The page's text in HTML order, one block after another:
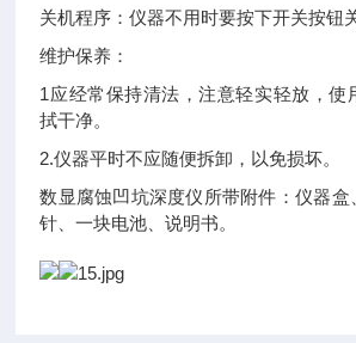
关机程序：仪器不用时要按下开关按钮
维护保养：
1应经常保持清法，注意轻实轻放，使
拭干净。
2.仪器平时不应随便拆卸，以免损坏。
数显腐蚀凹坑深度仪所带附件：仪器盒
针、一块电池、说明书。